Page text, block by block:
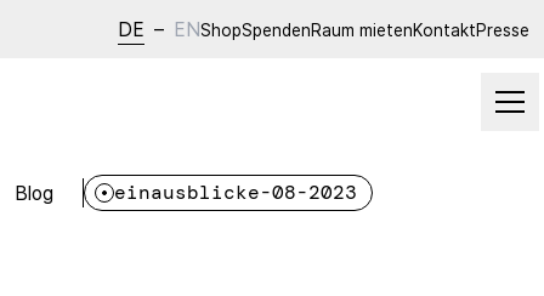
DE – ENShopSpendenRaum mietenKontaktPresse
Blog einausblicke-08-2023